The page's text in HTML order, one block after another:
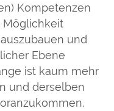
Kompetenzen
Möglichkeit
und
Ebene
ist kaum mehr
und derselben